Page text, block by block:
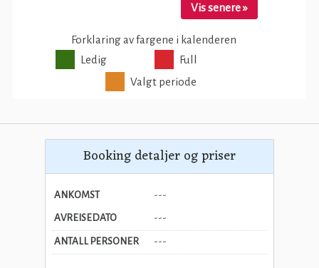
Booking detaljer og priser
ANKOMST ---
AVREISEDATO ---
ANTALL PERSONER ---